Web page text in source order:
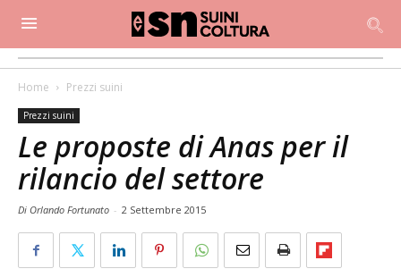
Home Prezzi suini
Prezzi suini
Le proposte di Anas per il
rilancio del settore
Di Orlando Fortunato - 2 Settembre 2015